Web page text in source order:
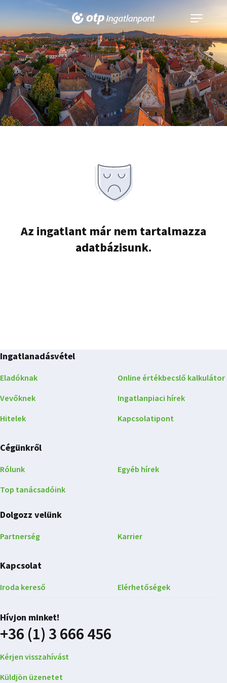
Navigáció
kinyitása
Az ingatlant már nem tartalmazza
adatbázisunk.
Ingatlanadásvétel
Eladóknak
Vevőknek
Hitelek
Online értékbecslő kalkulátor
Ingatlanpiaci hírek
Kapcsolatipont
Cégünkről
Rólunk
Top tanácsadóink
Egyéb hírek
Dolgozz velünk
Partnerség Karrier
Kapcsolat
Iroda kereső Elérhetőségek
Hívjon minket!
+36 (1) 3 666 456
Kérjen visszahívást
Küldjön üzenetet